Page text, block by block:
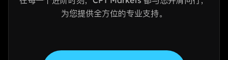
为您提供全方位的专业支持。